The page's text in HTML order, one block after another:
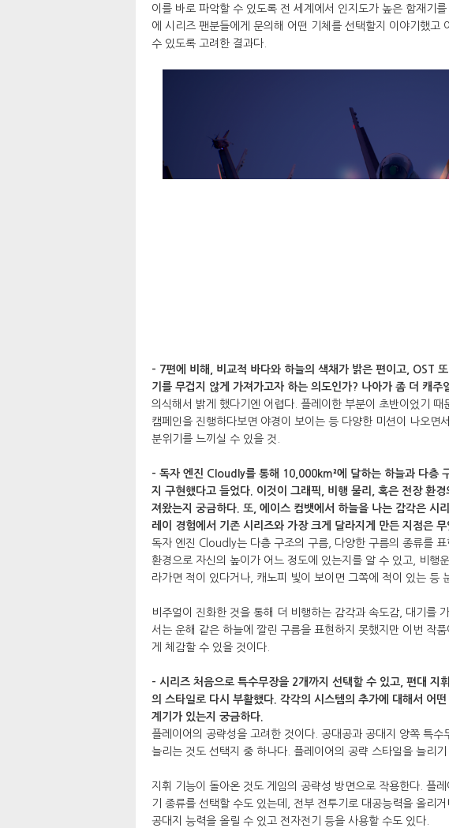
이를 바로 파악할 수 있도록 전 세계에서 인지도가 높은 함재기
에 시리즈 팬분들에게 문의해 어떤 기체를 선택할지 이야기했고
수 있도록 고려한 결과다.
- 7편에 비해, 비교적 바다와 하늘의 색채가 밝은 편이고, OST
기를 무겁지 않게 가져가고자 하는 의도인가? 나아가 좀 더 캐주
의식해서 밝게 했다기엔 어렵다. 플레이한 부분이 초반이었기 때
캠페인을 진행하다보면 야경이 보이는 등 다양한 미션이 나오면
분위기를 느끼실 수 있을 것.
- 독자 엔진 Cloudly를 통해 10,000km²에 달하는 하늘과 다층
지 구현했다고 들었다. 이것이 그래픽, 비행 물리, 혹은 전장 환
져왔는지 궁금하다. 또, 에이스 컴뱃에서 하늘을 나는 감각은 시
레이 경험에서 기존 시리즈와 가장 크게 달라지게 만든 지점은 무
독자 엔진 Cloudly는 다층 구조의 구름, 다양한 구름의 종류를
환경으로 자신의 높이가 어느 정도에 있는지를 알 수 있고, 비행
라가면 적이 있다거나, 캐노피 빛이 보이면 그쪽에 적이 있는 등
비주얼이 진화한 것을 통해 더 비행하는 감각과 속도감, 대기를
서는 운해 같은 하늘에 깔린 구름을 표현하지 못했지만 이번 작
게 체감할 수 있을 것이다.
- 시리즈 처음으로 특수무장을 2개까지 선택할 수 있고, 편대 지
의 스타일로 다시 부활했다. 각각의 시스템의 추가에 대해서 어
계기가 있는지 궁금하다.
플레이어의 공략성을 고려한 것이다. 공대공과 공대지 양쪽 특
늘리는 것도 선택지 중 하나다. 플레이어의 공략 스타일을 늘리
지휘 기능이 돌아온 것도 게임의 공략성 방면으로 작용한다. 플
기 종류를 선택할 수도 있는데, 전부 전투기로 대공능력을 올리
공대지 능력을 올릴 수 있고 전자전기 등을 사용할 수도 있다.